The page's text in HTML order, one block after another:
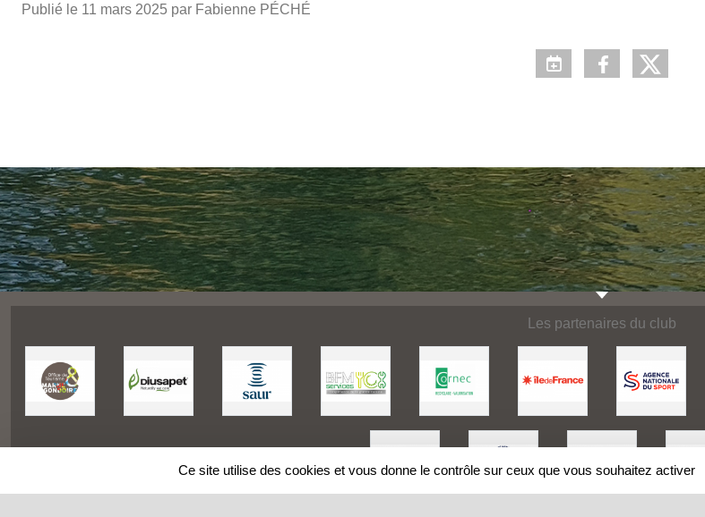
Publié le 11 mars 2025 par Fabienne PÉCHÉ
Les partenaires du club
Ce site utilise des cookies et vous donne le contrôle sur ceux que vous souhaitez activer